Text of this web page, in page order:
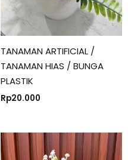
TANAMAN ARTIFICIAL /
TANAMAN HIAS / BUNGA
PLASTIK
Rp20.000